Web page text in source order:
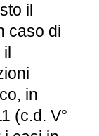
il
caso di
il
in
(c.d. V°